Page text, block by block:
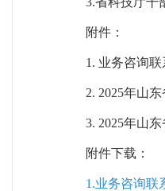
附件：
1. 业务咨询
2. 2025年山
3. 2025年山
附件下载：
1.业务咨询联